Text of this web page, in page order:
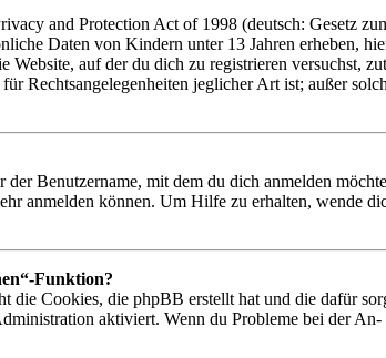
and Protection Act of 1998 (deutsch: Gesetz
Daten von Kindern unter 13 Jahren erheben,
Website, auf der du dich zu registrieren versuchst,
Rechtsangelegenheiten jeglicher Art ist; außer
der Benutzername, mit dem du dich anmelden
anmelden können. Um Hilfe zu erhalten, wende
Funktion?
die Cookies, die phpBB erstellt hat und die dafür
aktiviert. Wenn du Probleme bei der